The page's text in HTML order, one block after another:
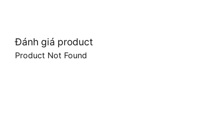
Đánh giá product
Product Not Found